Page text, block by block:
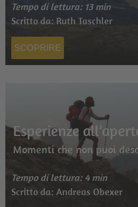
Tempo di lettura: 13 min
Scritto da: Ruth Taschler
SCOPRIRE
Esperienze
Momenti che non puoi
Tempo di lettura: 4 min
Scritto da: Andreas Obexer